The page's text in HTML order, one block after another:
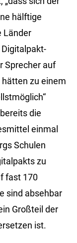
hälftige
Länder
Sprecher auf
zu einem
die
einmal
Schulen
zu
fast 170
sind absehbar
Großteil der
ist.